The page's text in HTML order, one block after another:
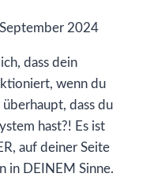
2024
dass dein
wenn du
dass du
hast?! Es ist
auf deiner Seite
in DEINEM Sinne.